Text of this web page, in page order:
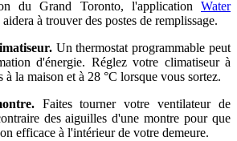
du Grand Toronto, l'application Water
à trouver des postes de remplissage.
Un thermostat programmable peut
d'énergie. Réglez votre climatiseur à
à la maison et à 28 °C lorsque vous sortez.
Faites tourner votre ventilateur de
des aiguilles d'une montre pour que
efficace à l'intérieur de votre demeure.